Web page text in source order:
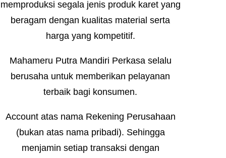
memproduksi segala jenis produk karet yang
beragam dengan kualitas material serta
harga yang kompetitif.
Mahameru Putra Mandiri Perkasa selalu
berusaha untuk memberikan pelayanan
terbaik bagi konsumen.
Account atas nama Rekening Perusahaan
(bukan atas nama pribadi). Sehingga
menjamin setiap transaksi dengan